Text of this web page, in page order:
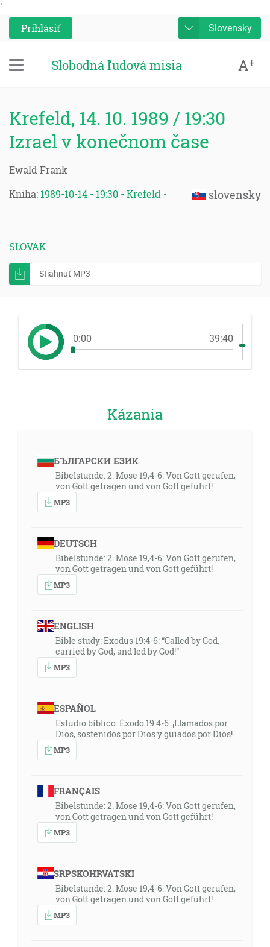
'
Prihlásiť
Slovensky
Slobodná ľudová misia A+
Krefeld, 14. 10. 1989 / 19:30
Izrael v konečnom čase
Ewald Frank
slovensky
Kniha: 1989-10-14 - 19:30 - Krefeld -
SLOVAK
Stiahnuť MP3
0:00 39:40
Kázania
БЪЛГАРСКИ ЕЗИК
Bibelstunde: 2. Mose 19,4-6: Von Gott gerufen,
von Gott getragen und von Gott geführt!
MP3
DEUTSCH
Bibelstunde: 2. Mose 19,4-6: Von Gott gerufen,
von Gott getragen und von Gott geführt!
MP3
ENGLISH
Bible study: Exodus 19:4-6: “Called by God,
carried by God, and led by God!”
MP3
ESPAÑOL
Estudio bíblico: Éxodo 19:4-6: ¡Llamados por
Dios, sostenidos por Dios y guiados por Dios!
MP3
FRANÇAIS
Bibelstunde: 2. Mose 19,4-6: Von Gott gerufen,
von Gott getragen und von Gott geführt!
MP3
SRPSKOHRVATSKI
Bibelstunde: 2. Mose 19,4-6: Von Gott gerufen,
von Gott getragen und von Gott geführt!
MP3